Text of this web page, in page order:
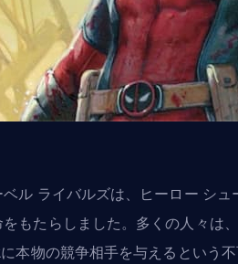
ル ライバルズは、ヒーロー シ
もたらしました。多くの人々は
本物の競争相手を与えるという